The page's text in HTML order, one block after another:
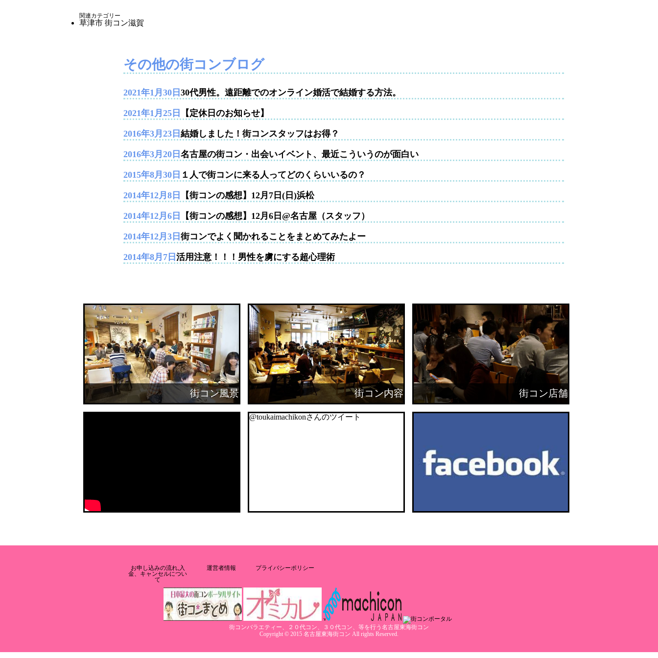
関連カテゴリー
草津市 街コン滋賀
その他の街コンブログ
2021年1月30日 30代男性。遠距離でのオンライン婚活で結婚する方法。
2021年1月25日 【定休日のお知らせ】
2016年3月23日 結婚しました！街コンスタッフはお得？
2016年3月20日 名古屋の街コン・出会いイベント、最近こういうのが面白い
2015年8月30日 １人で街コンに来る人ってどのくらいいるの？
2014年12月8日 【街コンの感想】12月7日(日)浜松
2014年12月6日 【街コンの感想】12月6日@名古屋（スタッフ）
2014年12月3日 街コンでよく聞かれることをまとめてみたよー
2014年8月7日 活用注意！！！男性を虜にする超心理術
街コン風景 街コン内容 街コン店舗
@toukaimachikonさんのツイート
お申し込みの流れ,入
金、キャンセルについ
て
運営者情報 プライバシーポリシー
街コンバラエティー、２０代コン、３０代コン、等を行う名古屋東海街コン
Copyright © 2015 名古屋東海街コン All rights Reserved.